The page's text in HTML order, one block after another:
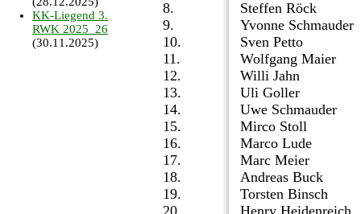
KK-Liegend 3.
RWK 2025_26
(30.11.2025)
8.
Steffen Röck
9.
Yvonne Schmauder
10.
Sven Petto
11.
Wolfgang Maier
12.
Willi Jahn
13.
Uli Goller
14.
Uwe Schmauder
15.
Mirco Stoll
16.
Marco Lude
17.
Marc Meier
18.
Andreas Buck
19.
Torsten Binsch